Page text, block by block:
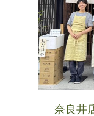
奈良井